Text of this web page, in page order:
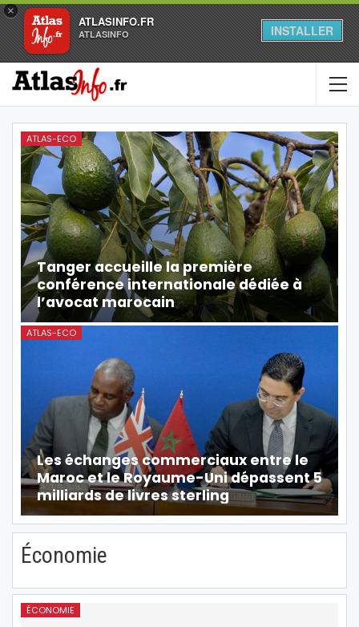
×
ATLASINFO.FR
ATLASINFO INSTALLER
ATLAS-ECO
Tanger accueille la première
conférence internationale dédiée à
l’avocat marocain
ATLAS-ECO
Les échanges commerciaux entre le
Maroc et le Royaume-Uni dépassent 5
milliards de livres sterling
Économie
ÉCONOMIE